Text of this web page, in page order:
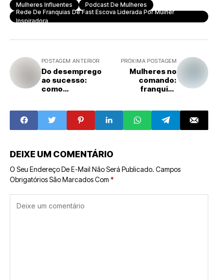
Mulheres Influentes
Podcast De Mulheres
Rede De Franquias De Fast Escova Liderada Por Mulher
Inspiradora
POSTAGEM ANTERIOR
Do desemprego
ao sucesso:
como
portas para o
empreendedoris
mo popular
PRÓXIMA POSTAGEM
Mulheres no
comando:
franquias
transformam o
setor
DEIXE UM COMENTÁRIO
O Seu Endereço De E-Mail Não Será Publicado. Campos
Obrigatórios São Marcados Com *